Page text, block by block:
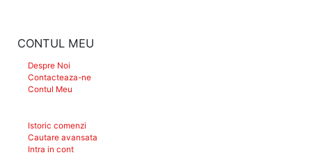
CONTUL MEU
Despre Noi
Contacteaza-ne
Contul Meu
Istoric comenzi
Cautare avansata
Intra in cont